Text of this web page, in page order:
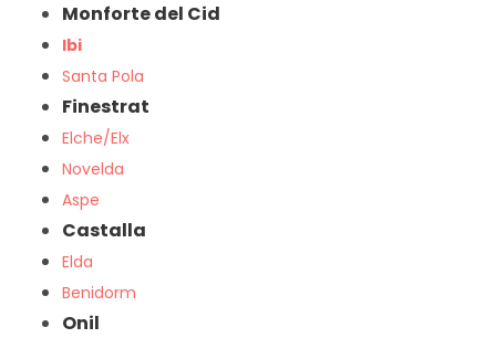
Monforte del Cid
Ibi
Santa Pola
Finestrat
Elche/Elx
Novelda
Aspe
Castalla
Elda
Benidorm
Onil